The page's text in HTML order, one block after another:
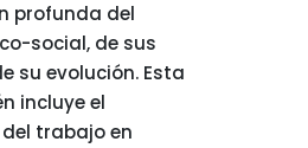
profunda del
social, de sus
su evolución. Esta
incluye el
trabajo en